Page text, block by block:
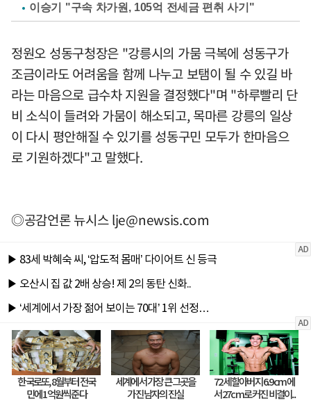
이승기 "구속 차가원, 105억 전세금 편취 사기"
정원오 성동구청장은 "강릉시의 가뭄 극복에 성동구가
조금이라도 어려움을 함께 나누고 보탬이 될 수 있길 바
라는 마음으로 급수차 지원을 결정했다"며 "하루빨리 단
비 소식이 들려와 가뭄이 해소되고, 목마른 강릉의 일상
이 다시 평안해질 수 있기를 성동구민 모두가 한마음으
로 기원하겠다"고 말했다.
◎공감언론 뉴시스lje@newsis.com